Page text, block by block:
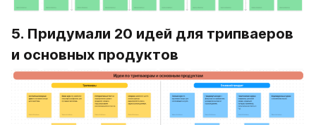
5. Придумали 20 идей для трипваеров
и основных продуктов